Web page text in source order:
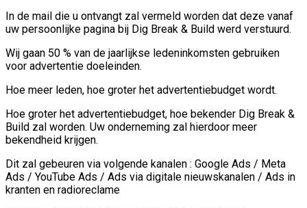
In de mail die u ontvangt zal vermeld worden dat deze vanaf
uw persoonlijke pagina bij Dig Break & Build werd verstuurd.
Wij gaan 50 % van de jaarlijkse ledeninkomsten gebruiken
voor advertentie doeleinden.
Hoe meer leden, hoe groter het advertentiebudget wordt.
Hoe groter het advertentiebudget, hoe bekender Dig Break &
Build zal worden. Uw onderneming zal hierdoor meer
bekendheid krijgen.
Dit zal gebeuren via volgende kanalen : Google Ads / Meta
Ads / YouTube Ads / Ads via digitale nieuwskanalen / Ads in
kranten en radioreclame